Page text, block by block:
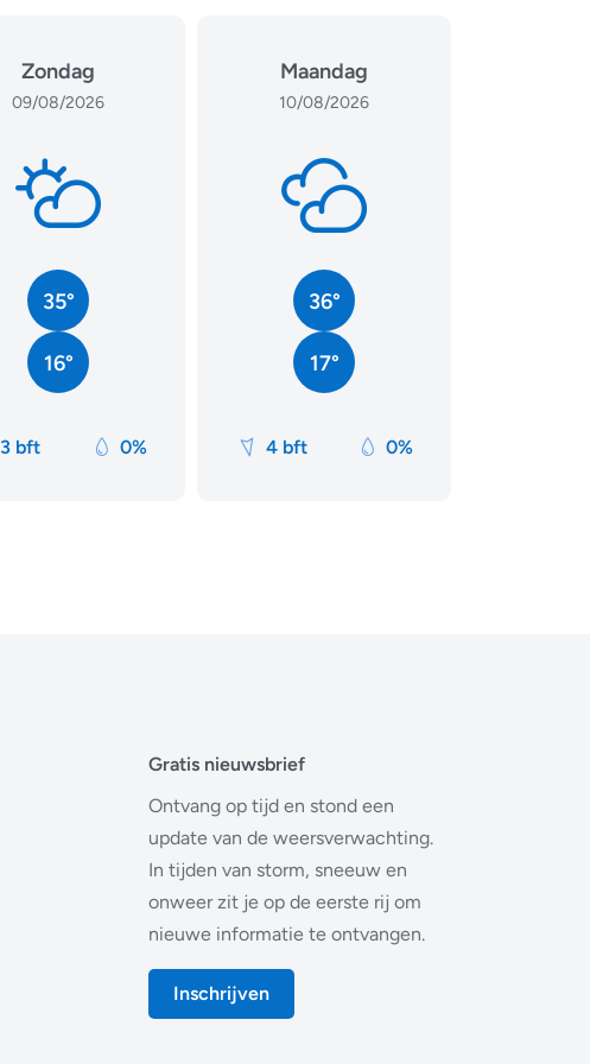
Zondag
09/08/2026
35°
16°
3 bft 0%
Maandag
10/08/2026
36°
17°
4 bft 0%
Gratis nieuwsbrief
Ontvang op tijd en stond een
update van de weersverwachting.
In tijden van storm, sneeuw en
onweer zit je op de eerste rij om
nieuwe informatie te ontvangen.
Inschrijven